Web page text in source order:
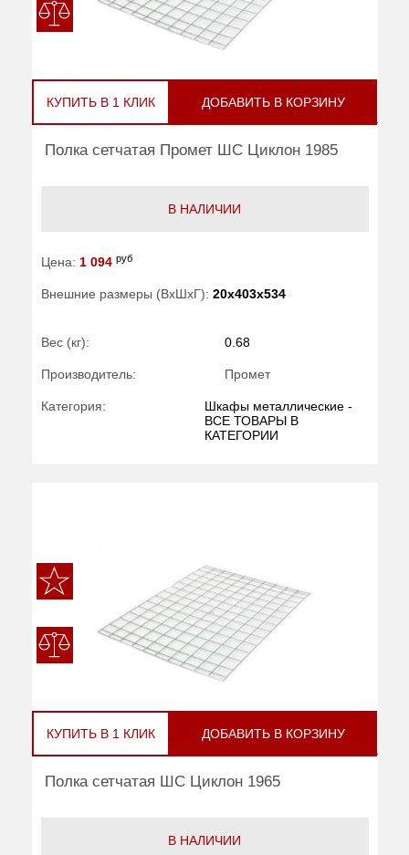
КУПИТЬ В 1 КЛИК ДОБАВИТЬ В КОРЗИНУ
Полка сетчатая Промет ШС Циклон 1985
В НАЛИЧИИ
Цена: 1 094 руб
Внешние размеры (ВхШхГ): 20x403x534
Вес (кг): 0.68
Производитель: Промет
Категория:
Шкафы металлические -
ВСЕ ТОВАРЫ В
КАТЕГОРИИ
КУПИТЬ В 1 КЛИК ДОБАВИТЬ В КОРЗИНУ
Полка сетчатая ШС Циклон 1965
В НАЛИЧИИ